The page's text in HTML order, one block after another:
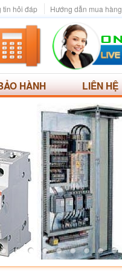
Hướng dẫn mua hàng
tin hỏi đáp
HÀNH LIÊN HỆ